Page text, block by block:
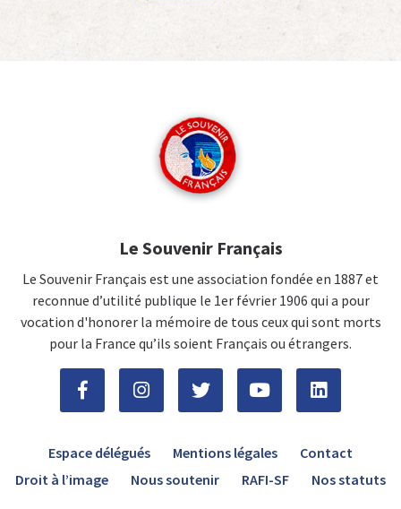
Le Souvenir Français
Le Souvenir Français est une association fondée en 1887 et
reconnue d’utilité publique le 1er février 1906 qui a pour
vocation d'honorer la mémoire de tous ceux qui sont morts
pour la France qu’ils soient Français ou étrangers.
Espace délégués Mentions légales
Contact
Droit à l’image
Nous soutenir RAFI-SF Nos statuts